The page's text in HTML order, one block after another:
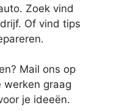
Zoek vind
Of vind tips
Mail ons op
werken graag
je ideeën.